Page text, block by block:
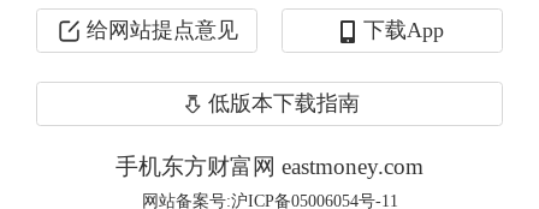
年投资、消费仍有一定支撑。二是市场
主线方面，下半年盈利受关税冲击和政
策节奏放缓影响可能下探，但信用可能
回升，历史经验上A股表现偏震荡，受
给网站提点意见 下载App
低版本下载指南
手机东方财富网 eastmoney.com
网站备案号:沪ICP备05006054号-11